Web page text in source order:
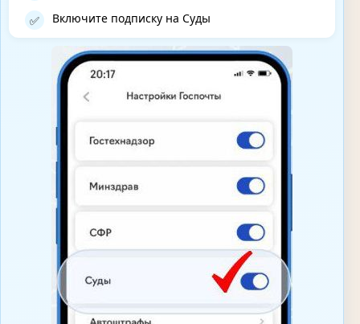
✅ Включите подписку на Суды